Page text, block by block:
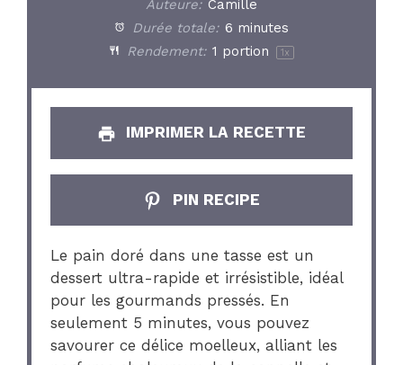
Auteure: Camille
Durée totale: 6 minutes
Rendement: 1 portion 1 x
IMPRIMER LA RECETTE
PIN RECIPE
Le pain doré dans une tasse est un
dessert ultra-rapide et irrésistible, idéal
pour les gourmands pressés. En
seulement 5 minutes, vous pouvez
savourer ce délice moelleux, alliant les